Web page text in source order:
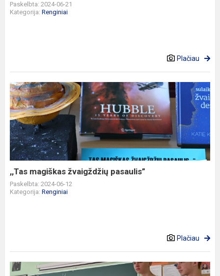
Paskelbta: 2024-06-21
Kategorija: Renginiai
Plačiau
,,Tas
magiškas
žvaigždžių
pasaulis”
,,Tas magiškas žvaigždžių pasaulis”
Paskelbta: 2024-06-12
Kategorija: Renginiai
Plačiau
Paminėta